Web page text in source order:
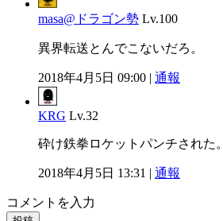
masa@ドラゴン勢 Lv.100
異界転送とんでこないだろ。
2018年4月5日 09:00 | 通報
KRG Lv.32
砕け鉄拳ロケットパンチされた。
2018年4月5日 13:31 | 通報
コメントを入力